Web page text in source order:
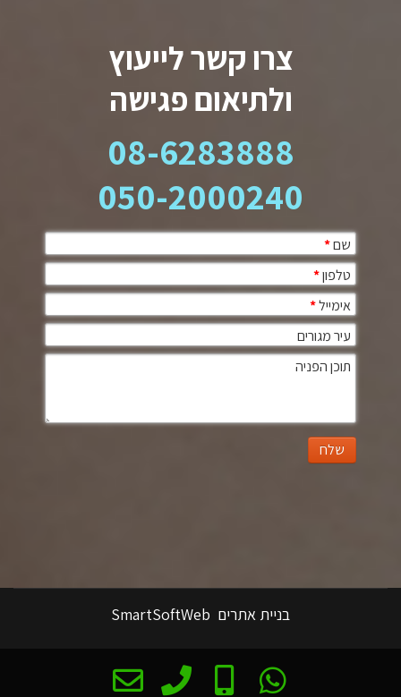
צרו קשר לייעוץ
ולתיאום פגישה
08-6283888
050-2000240
שם*
טלפון*
אימייל*
עיר מגורים
תוכן הפניה
שלח
בניית אתרים